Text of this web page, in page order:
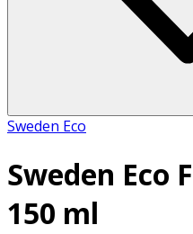
Sweden Eco
Sweden Eco
150 ml